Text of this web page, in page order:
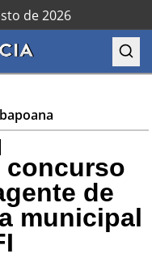
de 2026
concurso
de
municipal